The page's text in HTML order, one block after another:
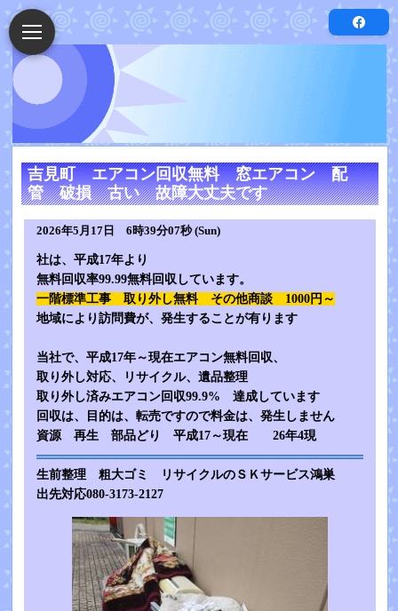
吉見町 エアコン回収無料 窓エアコン 配
管 破損 古い 故障大丈夫です
2026年5月17日 6時39分07秒 (Sun)
社は、平成17年より
無料回収率99.99無料回収しています。
一階標準工事 取り外し無料その他商談 1000円～
地域により訪問費が、発生することが有ります
当社で、平成17年～現在エアコン無料回収、
取り外し対応、リサイクル、遺品整理
取り外し済みエアコン回収99.9% 達成しています
回収は、目的は、転売ですので料金は、発生しません
資源 再生 部品どり 平成17～現在 26年4現
生前整理 粗大ゴミ リサイクルのＳＫサービス鴻巣
出先対応080-3173-2127